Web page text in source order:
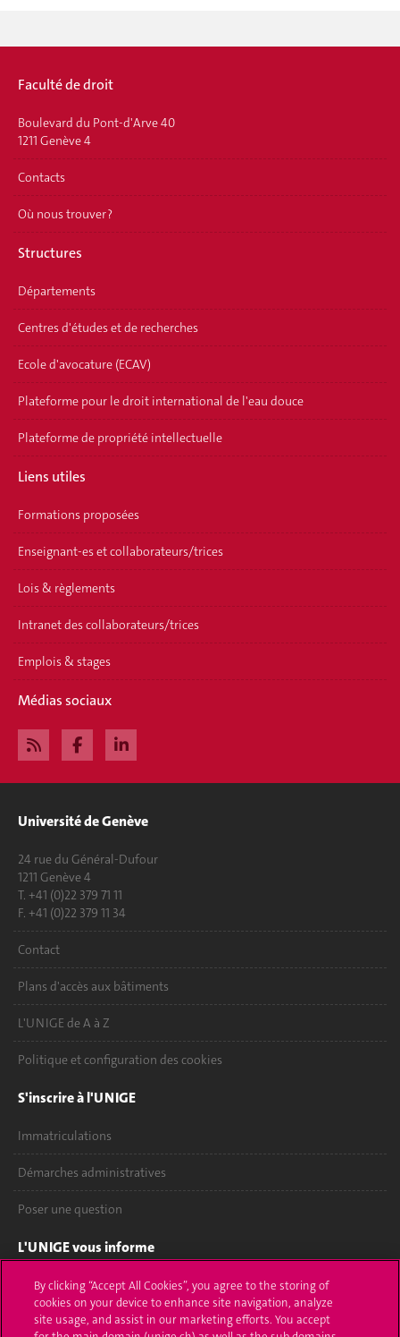
Faculté de droit
Boulevard du Pont-d'Arve 40
1211 Genève 4
Contacts
Où nous trouver ?
Structures
Départements
Centres d'études et de recherches
Ecole d'avocature (ECAV)
Plateforme pour le droit international de l'eau douce
Plateforme de propriété intellectuelle
Liens utiles
Formations proposées
Enseignant-es et collaborateurs/trices
Lois & règlements
Intranet des collaborateurs/trices
Emplois & stages
Médias sociaux
Université de Genève
24 rue du Général-Dufour
1211 Genève 4
T. +41 (0)22 379 71 11
F. +41 (0)22 379 11 34
Contact
Plans d'accès aux bâtiments
L'UNIGE de A à Z
Politique et configuration des cookies
S'inscrire à l'UNIGE
Immatriculations
Démarches administratives
Poser une question
L'UNIGE vous informe
UNIGE Mobile
Médias
By clicking “Accept All Cookies”, you agree to the storing of
cookies on your device to enhance site navigation, analyze
site usage, and assist in our marketing efforts. You accept